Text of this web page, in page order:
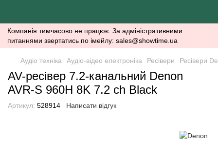
Компанія тимчасово не працює. За адміністративними
питаннями звертатись по імейлу: sales@showtime.ua
Аудіо техніка Аудіо-відео електроніка Ресівери Ресівери
AV-ресівер 7.2-канальний Denon
AVR-S 960H 8K 7.2 сh Black
Артикул: 528914 Написати відгук